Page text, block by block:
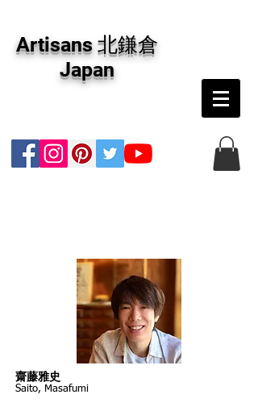
版画・切り絵など、コンテンポラリー並びにフ
ァインアートのオンライン販売をしています。
日本国内の抽象画・具象画の画家に加え、海外
のアーティストの作品もお取り寄せ頂けます。
インテリアとして、大切な方へのギフトとし
Artisans 北鎌倉
Japan
​齋藤雅史
Saito, Masafumi